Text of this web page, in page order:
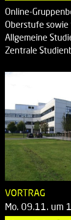
Online-
Oberstufe
Allgemeine
Zentrale
VORTRAG
Mo. 09.11. um